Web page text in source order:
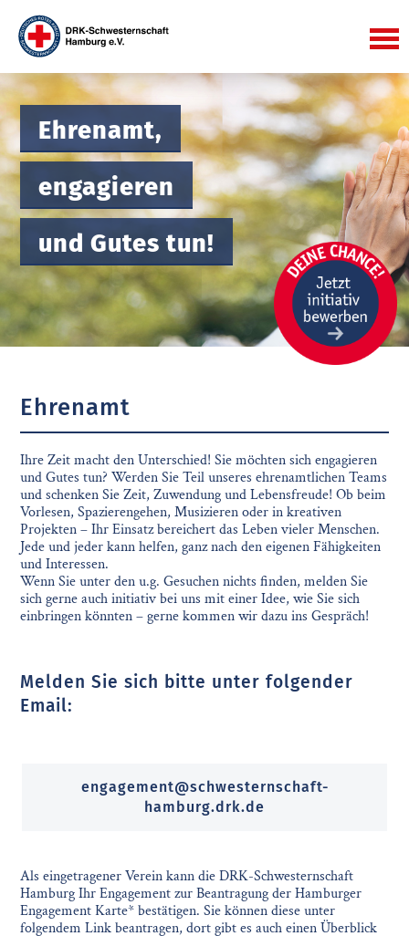
Ehrenamt,
engagieren
und Gutes tun!
Ehrenamt
Ihre Zeit macht den Unterschied! Sie möchten sich engagieren
und Gutes tun? Werden Sie Teil unseres ehrenamtlichen Teams
und schenken Sie Zeit, Zuwendung und Lebensfreude! Ob beim
Vorlesen, Spazierengehen, Musizieren oder in kreativen
Projekten – Ihr Einsatz bereichert das Leben vieler Menschen.
Jede und jeder kann helfen, ganz nach den eigenen Fähigkeiten
und Interessen.
Wenn Sie unter den u.g. Gesuchen nichts finden, melden Sie
sich gerne auch initiativ bei uns mit einer Idee, wie Sie sich
einbringen könnten – gerne kommen wir dazu ins Gespräch!
Melden Sie sich bitte unter folgender
Email:
engagement@schwesternschaft-
hamburg.drk.de
Als eingetragener Verein kann die DRK-Schwesternschaft
Hamburg Ihr Engagement zur Beantragung der Hamburger
Engagement Karte* bestätigen. Sie können diese unter
folgendem Link beantragen, dort gibt es auch einen Überblick